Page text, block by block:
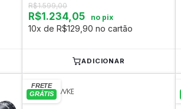
R$1.599,00
R$1.234,05 no pix
10x de R$129,90 no cartão
ADICIONAR